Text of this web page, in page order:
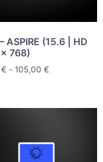
ASPIRE (15.6 | HD
768)
€ - 105,00 €